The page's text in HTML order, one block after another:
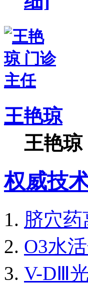
王艳琼
王艳琼
权威技
脐穴
O3水
V-DⅢ